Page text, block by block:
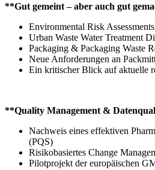
**Gut gemeint – aber auch gut
Environmental Risk
Urban Waste Water Treatment
Packaging & Packaging Waste
Neue Anforderungen an
Ein kritischer Blick auf aktuelle
**Quality Management &
Nachweis eines effektiven
(PQS)
Risikobasiertes Change
Pilotprojekt der europäischen